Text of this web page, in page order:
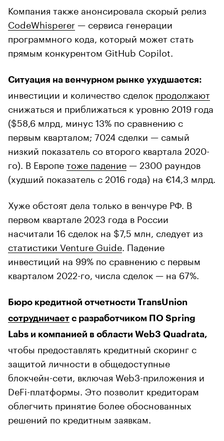
Компания также анонсировала скорый релиз
CodeWhisperer — сервиса генерации
программного кода, который может стать
прямым конкурентом GitHub Copilot.
Ситуация на венчурном рынке ухудшается:
инвестиции и количество сделок продолжают
снижаться и приближаться к уровню 2019 года
($58,6 млрд, минус 13% по сравнению с
первым кварталом; 7024 сделки — самый
низкий показатель со второго квартала 2020-
го). В Европетоже падение — 2300 раундов
(худший показатель с 2016 года) на €14,3 млрд.
Хуже обстоят дела только в венчуре РФ. В
первом квартале 2023 года в России
насчитали 16 сделок на $7,5 млн, следует из
статистики Venture Guide . Падение
инвестиций на 99% по сравнению с первым
кварталом 2022-го, числа сделок — на 67%.
Бюро кредитной отчетности TransUnion
сотрудничает с разработчиком ПО Spring
Labs и компанией в области Web3 Quadrata,
чтобы предоставлять кредитный скоринг с
защитой личности в общедоступные
блокчейн-сети, включая Web3-приложения и
DeFi-платформы. Это позволит кредиторам
облегчить принятие более обоснованных
решений по кредитным заявкам.